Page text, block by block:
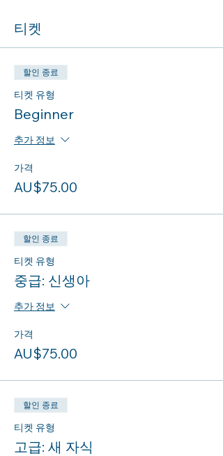
티켓
할인 종료
티켓 유형
Beginner
추가 정보
가격
AU$75.00
할인 종료
티켓 유형
중급: 신생아
추가 정보
가격
AU$75.00
할인 종료
티켓 유형
고급: 새 자식